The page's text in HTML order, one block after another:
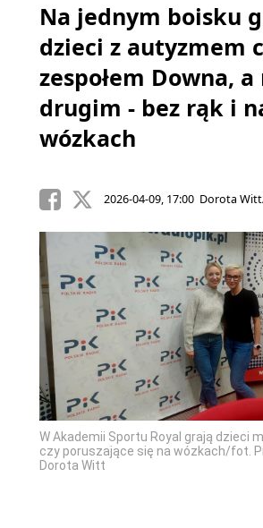
Na jednym boisku
dzieci z autyzmem
zespołem Downa, a
drugim - bez rąk i
wózkach
2026-04-09, 17:00 Dorota
W Akademii Sportu Royal grają dzieci
czy poruszające się na wózkach/fot.
Dorota Witt